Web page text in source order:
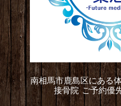
南相馬市鹿島区にある
接骨院 ご予約優